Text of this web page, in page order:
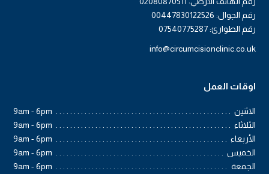
رقم الجوال: 00447830122526
رقم الطوارئ: 07540775287
info@circumcisionclinic.co.uk
اوقات العمل
الاثنين
9am - 6pm
الثلاثاء
9am - 6pm
الأربعاء
9am - 6pm
الخميس
9am - 6pm
الجمعة
9am - 6pm